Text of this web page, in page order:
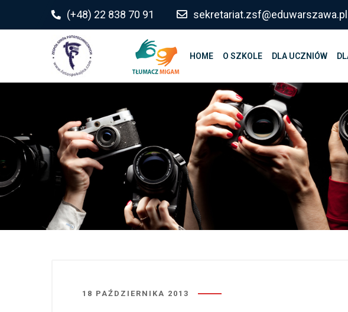
(+48) 22 838 70 91 sekretariat.zsf@eduwarszawa.pl
HOME O SZKOLE DLA UCZNIÓW
18 PAŹDZIERNIKA 2013